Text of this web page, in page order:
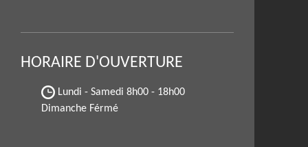
HORAIRE D'OUVERTURE
Lundi - Samedi 8h00 - 18h00
Dimanche Férmé